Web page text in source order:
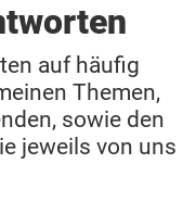
auf häufig
Themen,
sowie den
jeweils von uns